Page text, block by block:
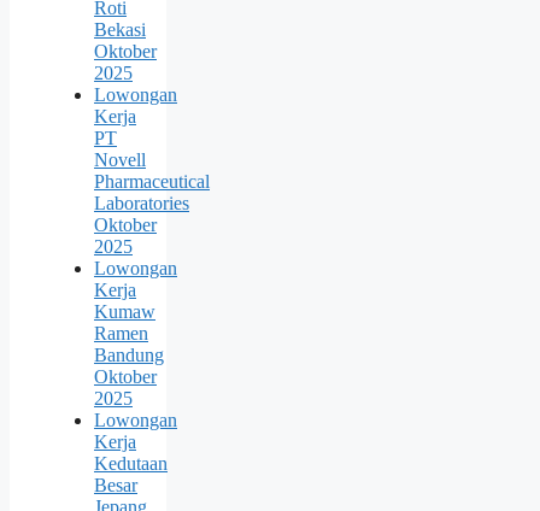
Roti
Bekasi
Oktober
2025
Lowongan
Kerja
PT
Novell
Pharmaceutical
Laboratories
Oktober
2025
Lowongan
Kerja
Kumaw
Ramen
Bandung
Oktober
2025
Lowongan
Kerja
Kedutaan
Besar
Jepang